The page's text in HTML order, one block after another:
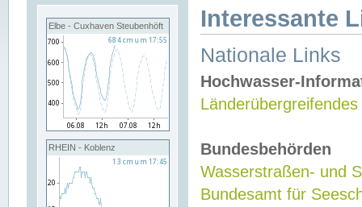
Elbe - Cuxhaven Steubenhöft
RHEIN - Koblenz
Interessante
Nationale Links
Hochwasser-
Bundesbehörden
Wasserstraßen- und
Bundesamt für